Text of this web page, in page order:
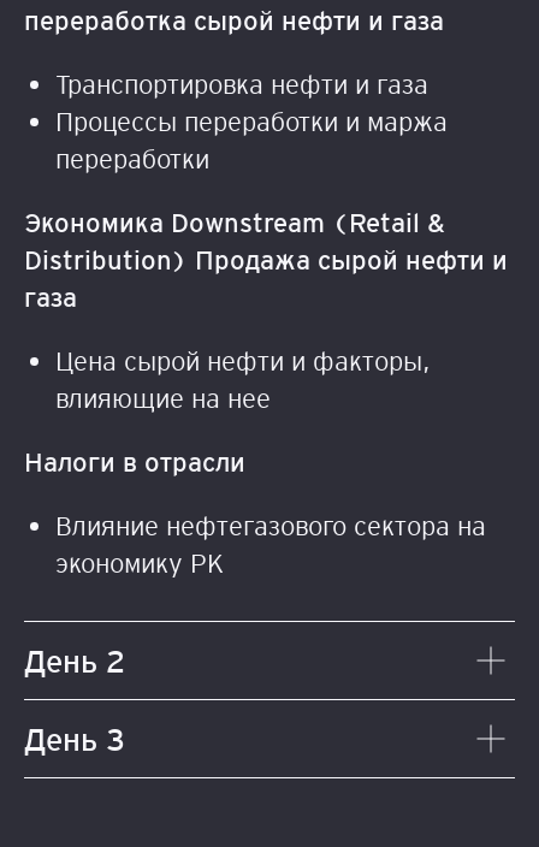
переработка сырой нефти и газа
Транспортировка нефти и газа
Процессы переработки и маржа
переработки
Экономика Downstream (Retail &
Distribution) Продажа сырой нефти и
газа
Цена сырой нефти и факторы,
влияющие на нее
Налоги в отрасли
Влияние нефтегазового сектора на
экономику РК
День 2
День 3